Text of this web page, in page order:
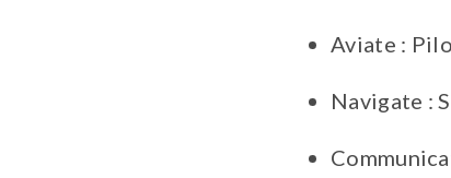
Aviate :
Navigate :